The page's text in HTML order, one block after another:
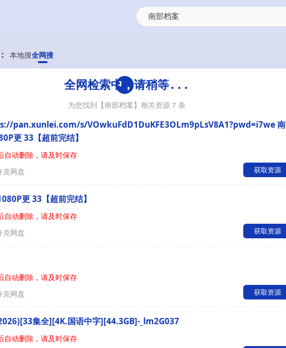
本地搜全网搜
为您找到【南部档案】相关资源 7 条
pan.xunlei.com/s/VOwkuFdD1DuKFE3OLm9pLsV8A1?pwd=i7we 南
更 33【超前完结】
自动删除，请及时保存
克网盘
获取资源
更 33【超前完结】
自动删除，请及时保存
克网盘
获取资源
自动删除，请及时保存
克网盘
获取资源
集全][4K.国语中字][44.3GB]-_lm2G037
自动删除，请及时保存